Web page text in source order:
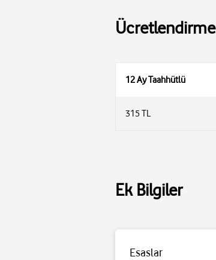
Ücretlendirme
12 Ay Taahhütlü
315 TL
Ek Bilgiler
Esaslar